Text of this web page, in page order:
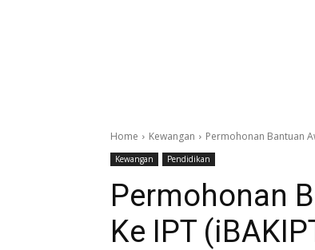
Home Kewangan Permohonan Bantuan
Kewangan Pendidikan
Permohonan
Ke IPT